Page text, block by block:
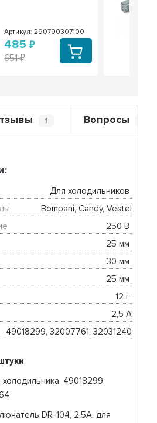
Артикул: 290790307100
485
651
1 Вопросы
49018299,
DR-104, 2,5А, для
Для холодильников
Bompani, Candy, Vestel
250 В
25 мм
30 мм
25 мм
12 г
2,5 А
49018299, 32007761, 32031240